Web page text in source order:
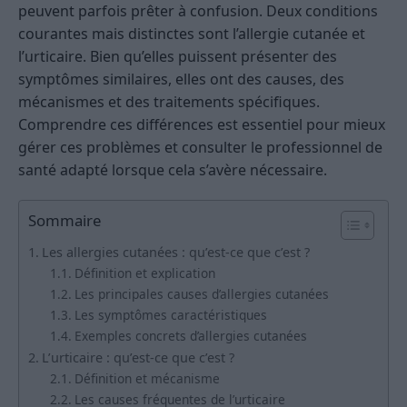
peuvent parfois prêter à confusion. Deux conditions
courantes mais distinctes sont l’allergie cutanée et
l’urticaire. Bien qu’elles puissent présenter des
symptômes similaires, elles ont des causes, des
mécanismes et des traitements spécifiques.
Comprendre ces différences est essentiel pour mieux
gérer ces problèmes et consulter le professionnel de
santé adapté lorsque cela s’avère nécessaire.
Sommaire
Les allergies cutanées : qu’est-ce que c’est ?
Définition et explication
Les principales causes d’allergies cutanées
Les symptômes caractéristiques
Exemples concrets d’allergies cutanées
L’urticaire : qu’est-ce que c’est ?
Définition et mécanisme
Les causes fréquentes de l’urticaire